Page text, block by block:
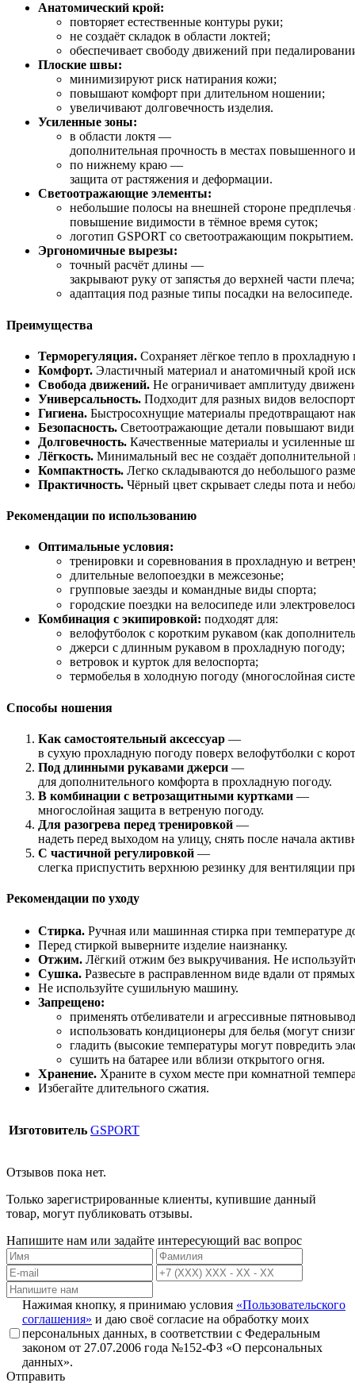
Анатомический крой:
повторяет естественные контуры руки;
не создаёт складок в области локтей;
обеспечивает свободу движений при
Плоские швы:
минимизируют риск натирания кожи;
повышают комфорт при длительном ношении;
увеличивают долговечность изделия.
Усиленные зоны:
в области локтя —
дополнительная прочность в местах повышенного
по нижнему краю —
защита от растяжения и деформации.
Светоотражающие элементы:
небольшие полосы на внешней стороне предплечья
повышение видимости в тёмное время суток;
логотип GSPORT со светоотражающим покрытием.
Эргономичные вырезы:
точный расчёт длины —
закрывают руку от запястья до верхней части плеча;
адаптация под разные типы посадки на велосипеде.
Преимущества
Терморегуляция. Сохраняет лёгкое тепло в прохладную
Комфорт. Эластичный материал и анатомичный крой
Свобода движений. Не ограничивает амплитуду
Универсальность. Подходит для разных видов
Гигиена. Быстросохнущие материалы предотвращают
Безопасность. Светоотражающие детали повышают
Долговечность. Качественные материалы и усиленные
Лёгкость. Минимальный вес не создаёт дополнительной
Компактность. Легко складываются до небольшого
Практичность. Чёрный цвет скрывает следы пота и
Рекомендации по использованию
Оптимальные условия:
тренировки и соревнования в прохладную и
длительные велопоездки в межсезонье;
групповые заезды и командные виды спорта;
городские поездки на велосипеде или
Комбинация с экипировкой: подходят для:
велофутболок с коротким рукавом (как
джерси с длинным рукавом в прохладную погоду;
ветровок и курток для велоспорта;
термобелья в холодную погоду (многослойная
Способы ношения
Как самостоятельный аксессуар —
в сухую прохладную погоду поверх велофутболки с
Под длинными рукавами джерси —
для дополнительного комфорта в прохладную погоду.
В комбинации с ветрозащитными куртками —
многослойная защита в ветреную погоду.
Для разогрева перед тренировкой —
надеть перед выходом на улицу, снять после начала
С частичной регулировкой —
слегка приспустить верхнюю резинку для вентиляции
Рекомендации по уходу
Стирка. Ручная или машинная стирка при температуре
Перед стиркой выверните изделие наизнанку.
Отжим. Лёгкий отжим без выкручивания. Не
Сушка. Развесьте в расправленном виде вдали от прямых
Не используйте сушильную машину.
Запрещено:
применять отбеливатели и агрессивные
использовать кондиционеры для белья (могут
гладить (высокие температуры могут повредить
сушить на батарее или вблизи открытого огня.
Хранение. Храните в сухом месте при комнатной
Избегайте длительного сжатия.
Изготовитель GSPORT
Отзывов пока нет.
Только зарегистрированные клиенты, купившие данный
товар, могут публиковать отзывы.
Напишите нам или задайте интересующий вас вопрос
Нажимая кнопку, я принимаю условия «Пользовательского
соглашения» и даю своё согласие на обработку моих
персональных данных, в соответствии с Федеральным
законом от 27.07.2006 года №152-ФЗ «О персональных
данных».
Отправить